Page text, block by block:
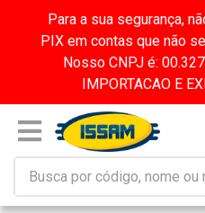
Para a sua segurança,
PIX em contas que não
Nosso CNPJ é:
IMPORTACAO E